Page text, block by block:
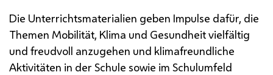
Die Unterrichtsmaterialien geben Impulse dafür, die
Themen Mobilität, Klima und Gesundheit vielfältig
und freudvoll anzugehen und klimafreundliche
Aktivitäten in der Schule sowie im Schulumfeld